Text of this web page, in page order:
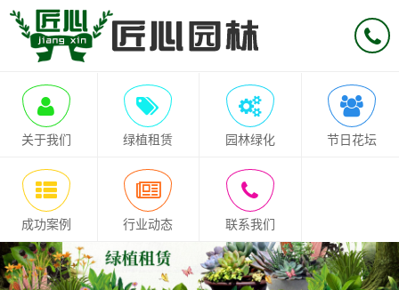
关于我们 绿植租赁 园林绿化 节日花坛
成功案例 行业动态 联系我们